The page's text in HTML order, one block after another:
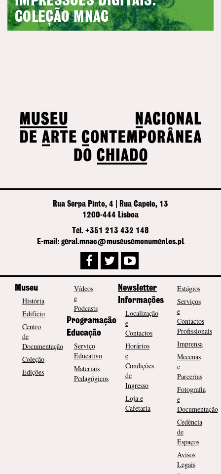
COLEÇÃO MNAC
Rua Serpa Pinto, 4 | Rua Capelo, 13
1200-444 Lisboa
Tel. +351 213 432 148
E-mail: geral.mnac@museusemonumentos.pt
Museu
História
Edifício
Centro
de
Documentação
Coleção
Edições
Vídeos
e
Podcasts
Programação
Educação
Serviço
Educativo
Materiais
Pedagógicos
Newsletter
Informações
Localização
e
Contactos
Horários
e
Condições
de
Ingresso
Loja e
Cafetaria
Estágios
Serviços
e
Contactos
Profissionais
Imprensa
Mecenas
e
Parcerias
Fotografia
e
Documentação
Cedência
de
Espaços
Avisos
Legais